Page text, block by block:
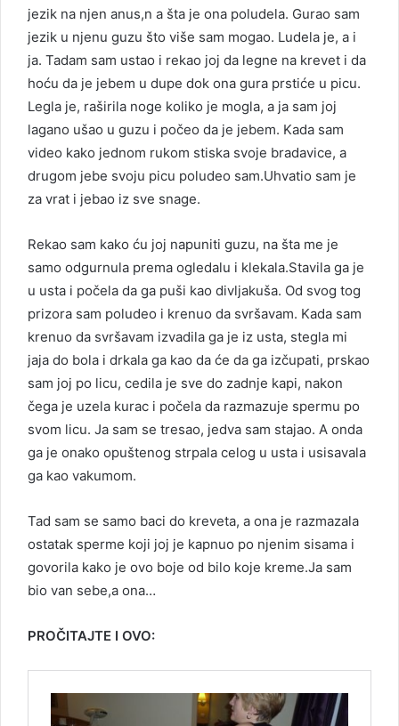
jezik na njen anus,n a šta je ona poludela. Gurao sam
jezik u njenu guzu što više sam mogao. Ludela je, a i
ja. Tadam sam ustao i rekao joj da legne na krevet i da
hoću da je jebem u dupe dok ona gura prstiće u picu.
Legla je, raširila noge koliko je mogla, a ja sam joj
lagano ušao u guzu i počeo da je jebem. Kada sam
video kako jednom rukom stiska svoje bradavice, a
drugom jebe svoju picu poludeo sam.Uhvatio sam je
za vrat i jebao iz sve snage.
Rekao sam kako ću joj napuniti guzu, na šta me je
samo odgurnula prema ogledalu i klekala.Stavila ga je
u usta i počela da ga puši kao divljakuša. Od svog tog
prizora sam poludeo i krenuo da svršavam. Kada sam
krenuo da svršavam izvadila ga je iz usta, stegla mi
jaja do bola i drkala ga kao da će da ga izčupati, prskao
sam joj po licu, cedila je sve do zadnje kapi, nakon
čega je uzela kurac i počela da razmazuje spermu po
svom licu. Ja sam se tresao, jedva sam stajao. A onda
ga je onako opuštenog strpala celog u usta i usisavala
ga kao vakumom.
Tad sam se samo baci do kreveta, a ona je razmazala
ostatak sperme koji joj je kapnuo po njenim sisama i
govorila kako je ovo boje od bilo koje kreme.Ja sam
bio van sebe,a ona…
PROČITAJTE I OVO: